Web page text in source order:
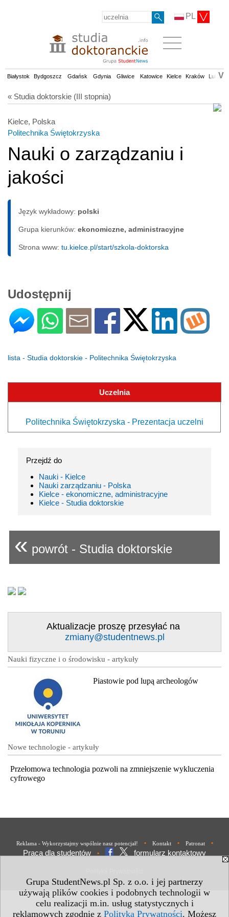
Grupa StudentNews.pl Sp. z o.o. i jej partnerzy
używają plików cookies i podobnych technologii w
celu realizacji m.in. usług statystycznych i
reklamowych zgodnie z Polityką Prywatności. Możesz
PL
Białystok Bydgoszcz Gdańsk Gdynia Gliwice Katowice Kielce Kraków Lublin
V
« Studia doktorskie (III stopnia)
Kielce, Polska
Politechnika Świętokrzyska
Nauki o zarządzaniu i
jakości
Język wykładowy: polski
Grupa kierunków: ekonomiczne, administracyjne
Strona www: tu.kielce.pl/start/szkola-doktorska
Udostępnij
lista - Studia doktorskie - Politechnika Świętokrzyska
Uczelnia
Politechnika Świętokrzyska - Prezentacja uczelni
Przejdź do
Nauki - Kielce
Nauki zarządzaniu - Polska
Kielce - ekonomiczne, administracyjne
Kielce - Studia doktorskie
« powrót - Studia doktorskie
Aktualizacje proszę przesyłać na
zmiany@studentnews.pl
Nauki fizyczne i o środowisku - artykuły
Piastowie pod lupą archeologów
Nowe technologie - artykuły
Przełomowa technologia pozwoli na zmniejszenie wykluczenia
cyfrowego
Reklama - Wykorzystajmy wspólnie nasz potencjał! • Kontakt • Patronat •
Praca dla studentów • formularz kontaktowy